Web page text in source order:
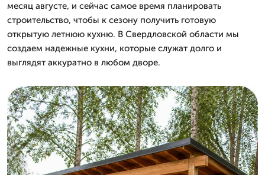
месяц августе, и сейчас самое время планировать
строительство, чтобы к сезону получить готовую
открытую летнюю кухню. В Свердловской области мы
создаем надежные кухни, которые служат долго и
выглядят аккуратно в любом дворе.